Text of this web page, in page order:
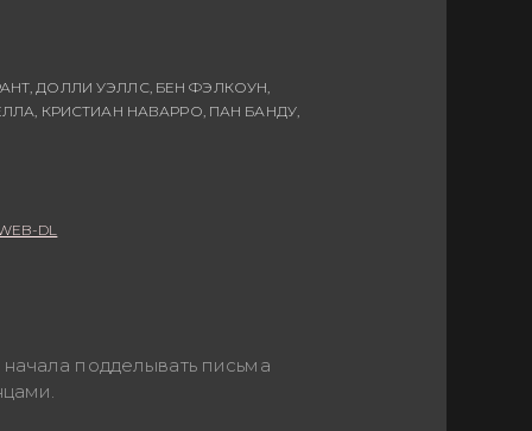
ДОЛЛИ УЭЛЛС, БЕН ФЭЛКОУН,
КРИСТИАН НАВАРРО, ПАН БАНДУ,
DL
подделывать письма